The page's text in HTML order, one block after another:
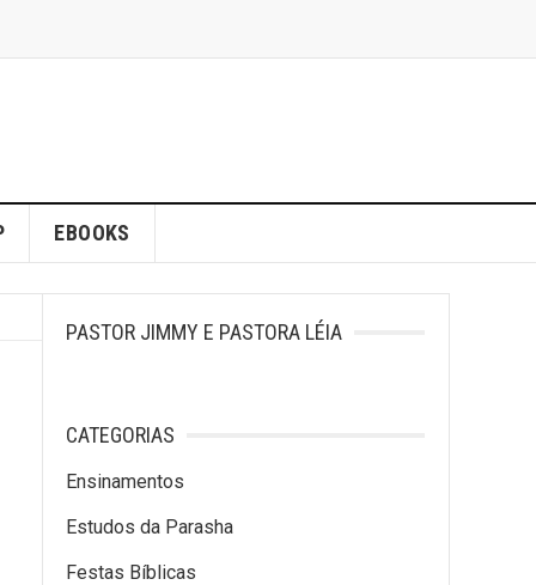
EBOOKS
PASTOR JIMMY E PASTORA LÉIA
CATEGORIAS
Ensinamentos
Estudos da Parasha
Festas Bíblicas